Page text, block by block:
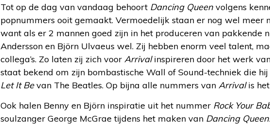
Tot op de dag van vandaag behoort Dancing Queen volgens
popnummers ooit gemaakt. Vermoedelijk staan er nog wel meer
want als er 2 mannen goed zijn in het produceren van pakkende
Andersson en Björn Ulvaeus wel. Zij hebben enorm veel talent,
collega’s. Zo laten zij zich voor Arrivalinspireren door het werk
staat bekend om zijn bombastische Wall of Sound-techniek die
Let It Bevan The Beatles. Op bijna alle nummers van Arrivalis
Ook halen Benny en Björn inspiratie uit het nummer Rock Your
soulzanger George McGrae tijdens het maken van Dancing